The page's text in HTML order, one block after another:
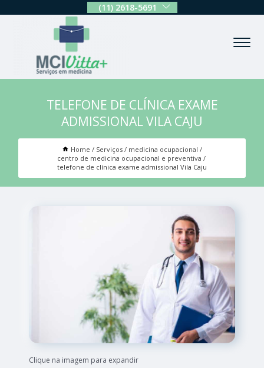
(11) 2618-5691
TELEFONE DE CLÍNICA EXAME
ADMISSIONAL VILA CAJU
Home Serviços
medicina ocupacional
centro de medicina ocupacional e preventiva
telefone de clínica exame admissional Vila Caju
Clique na imagem para expandir